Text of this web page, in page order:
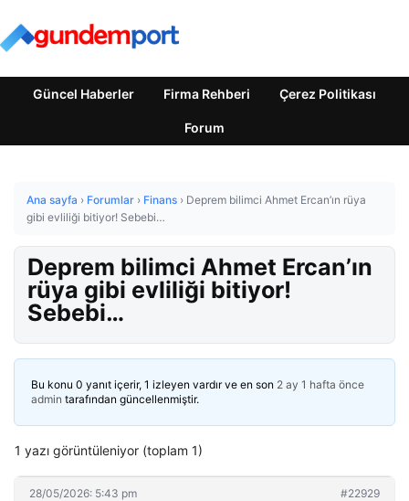
Güncel Haberler Firma Rehberi Çerez Politikası
Forum
Ana sayfa › Forumlar › Finans › Deprem bilimci Ahmet Ercan’ın rüya
gibi evliliği bitiyor! Sebebi…
Deprem bilimci Ahmet Ercan’ın
rüya gibi evliliği bitiyor!
Sebebi…
Bu konu 0 yanıt içerir, 1 izleyen vardır ve en son 2 ay 1 hafta önce
admin tarafından güncellenmiştir.
1 yazı görüntüleniyor (toplam 1)
28/05/2026: 5:43 pm #22929